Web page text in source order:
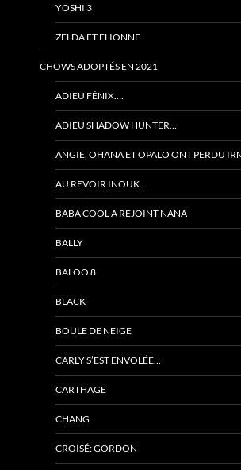
YOSHI 3
ZELDA ET ELIONNE
CHOWS ADOPTÉS EN 2021
ADIEU FÉNIX….
ADIEU SHADOW HUNTER…
ANGIE, OHANA ET OPALO ONT PERDU
AU REVOIR INOUK…
BABA COOL A REJOINT NANA
BALLY
BALOO 8
BLACK
BOULE DE NEIGE
CARLY S’EST ENVOLÉE…
CARTHAGE
CHANG
CROISÉ: GORDON